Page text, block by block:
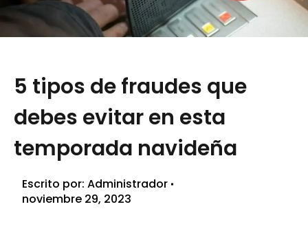
5 tipos de fraudes que
debes evitar en esta
temporada navideña
Escrito por: Administrador
noviembre 29, 2023